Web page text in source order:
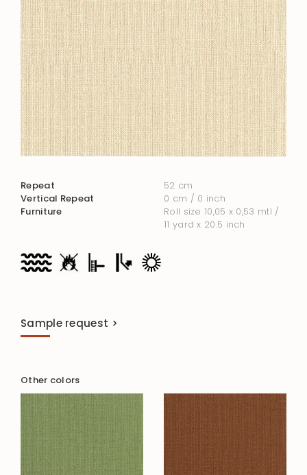
Repeat
52 cm
Vertical Repeat
0 cm / 0 inch
Furniture
Roll size 10,05 x 0,53 mtl /
11 yard x 20.5 inch
Sample request >
Other colors